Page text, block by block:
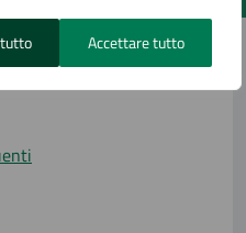
Accettare tutto